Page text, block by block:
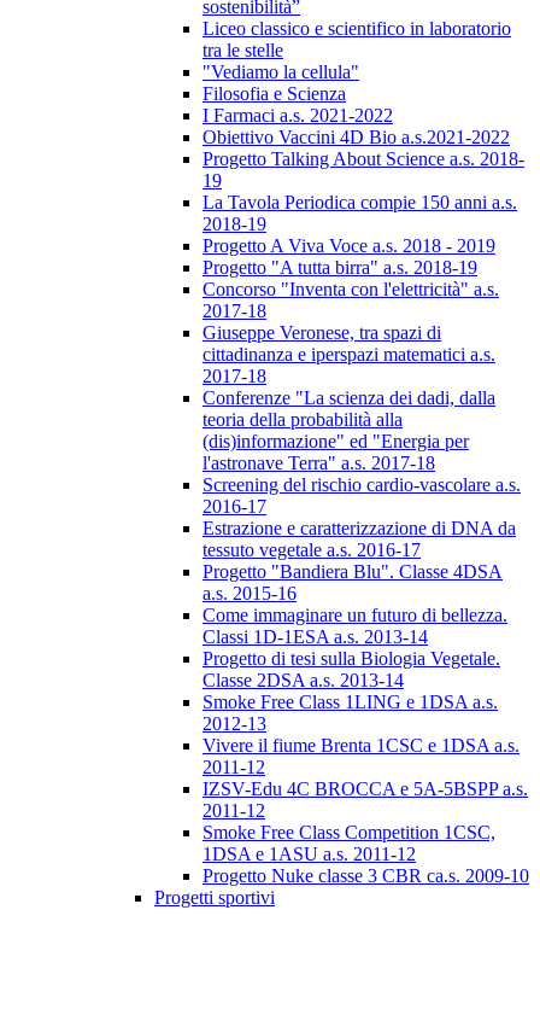
sostenibilità”
Liceo classico e scientifico in laboratorio
tra le stelle
"Vediamo la cellula"
Filosofia e Scienza
I Farmaci a.s. 2021-2022
Obiettivo Vaccini 4D Bio a.s.2021-2022
Progetto Talking About Science a.s. 2018-
19
La Tavola Periodica compie 150 anni a.s.
2018-19
Progetto A Viva Voce a.s. 2018 - 2019
Progetto "A tutta birra" a.s. 2018-19
Concorso "Inventa con l'elettricità" a.s.
2017-18
Giuseppe Veronese, tra spazi di
cittadinanza e iperspazi matematici a.s.
2017-18
Conferenze "La scienza dei dadi, dalla
teoria della probabilità alla
(dis)informazione" ed "Energia per
l'astronave Terra" a.s. 2017-18
Screening del rischio cardio-vascolare a.s.
2016-17
Estrazione e caratterizzazione di DNA da
tessuto vegetale a.s. 2016-17
Progetto "Bandiera Blu". Classe 4DSA
a.s. 2015-16
Come immaginare un futuro di bellezza.
Classi 1D-1ESA a.s. 2013-14
Progetto di tesi sulla Biologia Vegetale.
Classe 2DSA a.s. 2013-14
Smoke Free Class 1LING e 1DSA a.s.
2012-13
Vivere il fiume Brenta 1CSC e 1DSA a.s.
2011-12
IZSV-Edu 4C BROCCA e 5A-5BSPP a.s.
2011-12
Smoke Free Class Competition 1CSC,
1DSA e 1ASU a.s. 2011-12
Progetto Nuke classe 3 CBR ca.s. 2009-10
Progetti sportivi